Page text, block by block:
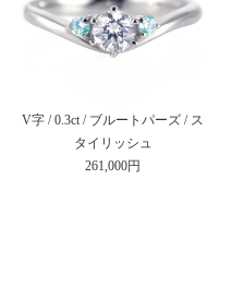
V字 / 0.3ct / ブルートパーズ / ス
タイリッシュ
261,000円